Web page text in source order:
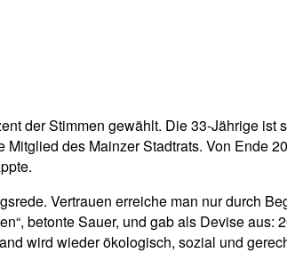
der Stimmen gewählt. Die 33-Jährige ist
des Mainzer Stadtrats. Von Ende
Vertrauen erreiche man nur durch
betonte Sauer, und gab als Devise aus:
wird wieder ökologisch, sozial und